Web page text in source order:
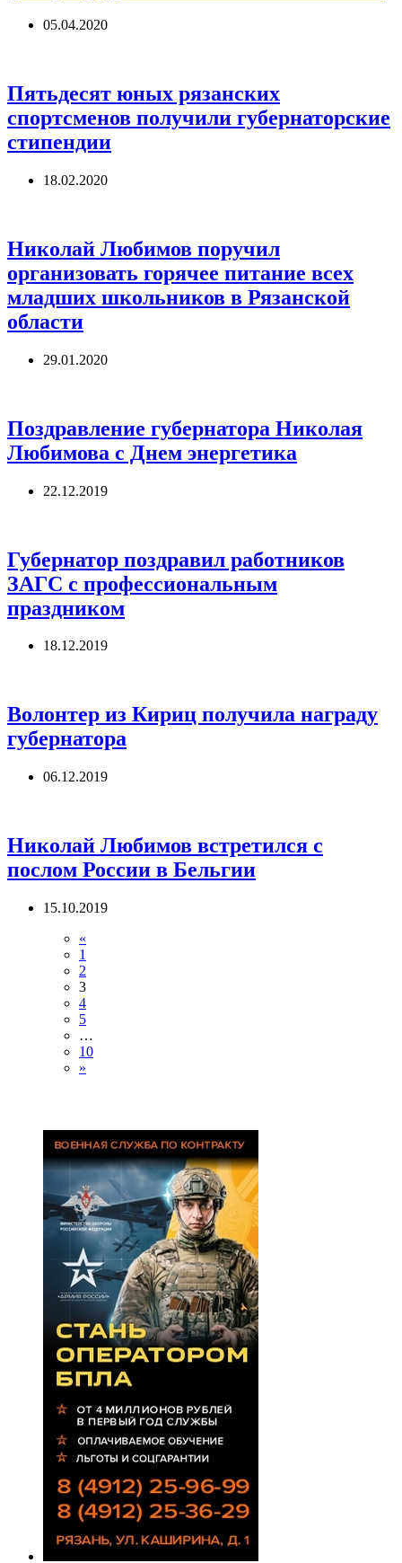
05.04.2020
Пятьдесят юных рязанских
спортсменов получили губернаторские
стипендии
18.02.2020
Николай Любимов поручил
организовать горячее питание всех
младших школьников в Рязанской
области
29.01.2020
Поздравление губернатора Николая
Любимова с Днем энергетика
22.12.2019
Губернатор поздравил работников
ЗАГС с профессиональным
праздником
18.12.2019
Волонтер из Кириц получила награду
губернатора
06.12.2019
Николай Любимов встретился с
послом России в Бельгии
15.10.2019
«
1
2
3
4
5
…
10
»